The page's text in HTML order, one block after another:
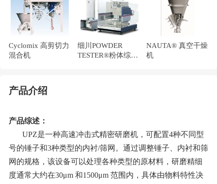
Cyclomix 高剪切力
混合机
细川POWDER
TESTER®粉体综合
NAUTA® 真空干燥
机
产品介绍
产品综述：
UPZ是一种高速冲击式精密研磨机，可配置4种不同型
号的锤子和3种类型的内衬/筛网。通过调整锤子、内衬和筛
网的规格，该设备可以处理各种类型的原材料，研磨精细
度通常大约在30μm 和1500μm 范围内，具体由物料特性决